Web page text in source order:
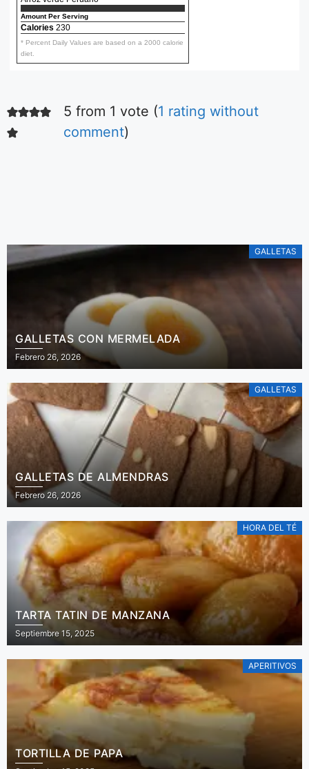
Amount Per Serving
Calories 230
* Percent Daily Values are based on a 2000 calorie
diet.
5 from 1 vote (1 rating without
comment)
Ensalada fácil
de tomates
GALLETAS
GALLETAS CON MERMELADA
Febrero 26, 2026
GALLETAS
GALLETAS DE ALMENDRAS
Febrero 26, 2026
HORA DEL TÉ
TARTA TATIN DE MANZANA
Septiembre 15, 2025
APERITIVOS
TORTILLA DE PAPA